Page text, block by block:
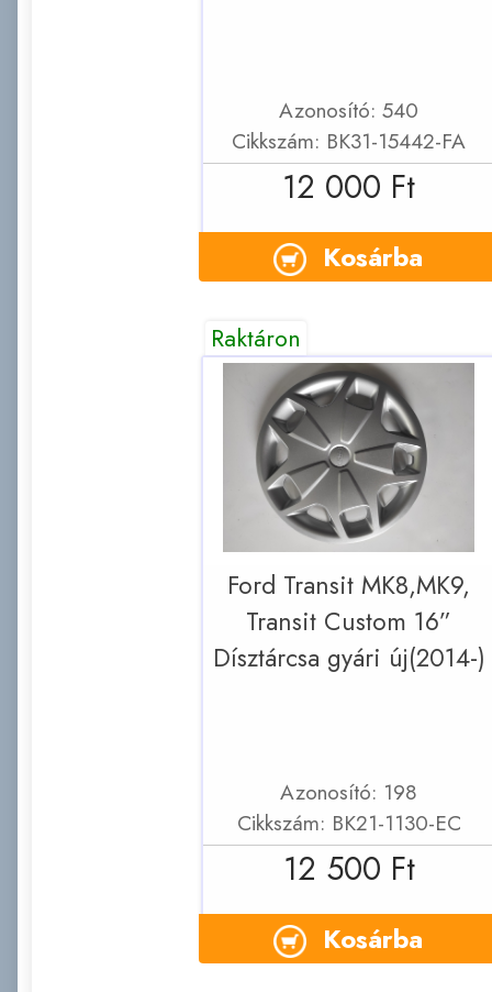
Azonosító: 540
Cikkszám: BK31-15442-FA
12 000 Ft
Kosárba
Raktáron
Ford Transit MK8,MK9,
Transit Custom 16”
Dísztárcsa gyári új(2014-)
Azonosító: 198
Cikkszám: BK21-1130-EC
12 500 Ft
Kosárba